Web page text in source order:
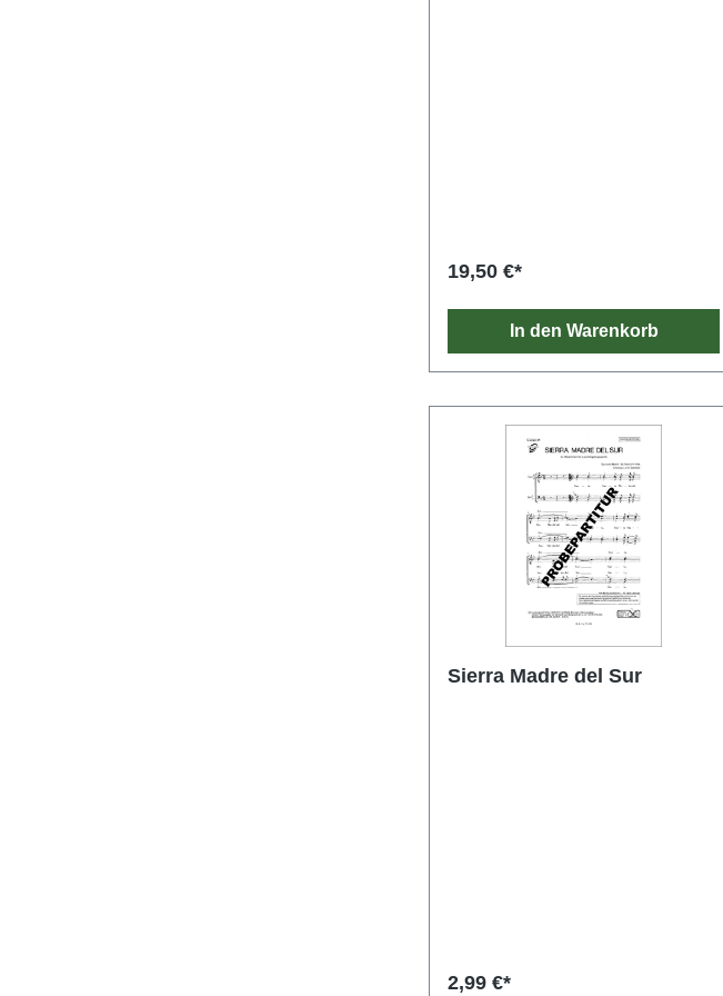
19,50 €*
In den Warenkorb
Sierra Madre del Sur
2,99 €*